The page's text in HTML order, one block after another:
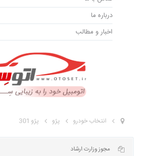
درباره ما
اخبار و مطالب
انتخاب خودرو پژو پژو 301